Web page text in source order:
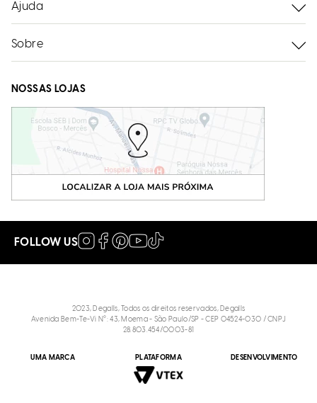
Bolsa tiracolo floater cerâmica
90
Ajuda
Sobre
NOSSAS LOJAS
FOLLOW US
2023, Degalls, Todos os direitos reservados, Degalls
Avenida Bem-Te-Vi N°: 43, Moema - São Paulo/SP - CEP 04524-030 / CNPJ
28.803.454/0003-81
UMA MARCA PLATAFORMA DESENVOLVIMENTO